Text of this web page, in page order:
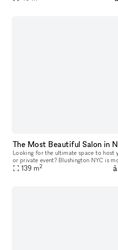
The Most Beautiful Salon in
Looking for the ultimate space to host
or private event? Blushington NYC is
destination. With over 15 stations, our
139 m2